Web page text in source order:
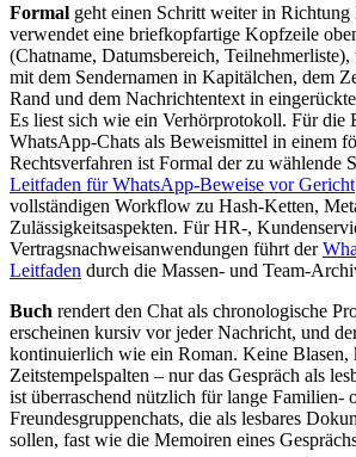
Formal geht einen Schritt weiter in
verwendet eine briefkopfartige Kopfzeile
(Chatname, Datumsbereich,
mit dem Sendernamen in Kapitälchen, dem
Rand und dem Nachrichtentext in
Es liest sich wie ein Verhörprotokoll. Für die
WhatsApp-Chats als Beweismittel in einem
Rechtsverfahren ist Formal der zu wählende
Leitfaden für WhatsApp-Beweise vor Gericht
vollständigen Workflow zu Hash-Ketten,
Zulässigkeitsaspekten. Für HR-,
Vertragsnachweisanwendungen führt der
Leitfaden durch die Massen- und Team-
Buch rendert den Chat als chronologische
erscheinen kursiv vor jeder Nachricht, und
kontinuierlich wie ein Roman. Keine Blasen,
Zeitstempelspalten – nur das Gespräch als
ist überraschend nützlich für lange Familien-
Freundesgruppenchats, die als lesbares
sollen, fast wie die Memoiren eines